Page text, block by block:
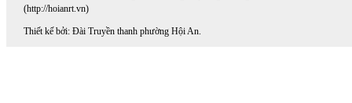
(http://hoianrt.vn)
Thiết kế bởi: Đài Truyền thanh phường Hội An.